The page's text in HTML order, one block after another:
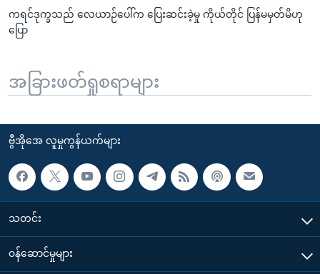
ကရင်ဒုက္ခသည် လေယာဉ်ပေါ်က ပြေးဆင်းခဲ့မှု ကိုယ်တိုင် ပြန်မမှတ်မိဟု
ပြော
အခြားဖတ်ရှုစရာများ
ဗွီအိုအေ လူမှုကွန်ယက်များ
သတင်း
၀န်ဆောင်မှုများ